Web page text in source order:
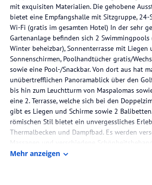
mit exquisiten Materialien. Die gehobene
bietet eine Empfangshalle mit Sitzgruppe, 24-
Wi-Fi (gratis im gesamten Hotel) In der sehr
Gartenanlage befinden sich 2
Winter beheizbar), Sonnenterrasse mit Liegen
Sonnenschirmen, Poolhandtücher gratis/
sowie eine Pool-/Snackbar. Von dort aus hat
unübertrefflichen Panoramablick über den
bis hin zum Leuchtturm von Maspalomas
eine 2. Terrasse, welche sich bei den
gibt es Liegen und Schirme sowie 2
römischen Stil bietet ein unvergessliches
Thermalbecken und Dampfbad. Es werden
Massagen und verschiedene
Wir haben auch ein Fitnessstudio, das mit den
Mehr anzeigen